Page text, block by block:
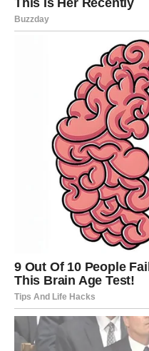
novim uspjesima.
Vaga je dugo tražila
očekivanja drugih ljudi.
ugoditi, a pritom ste
sretnima. Sada dolazi
stavljati sebe na prvo